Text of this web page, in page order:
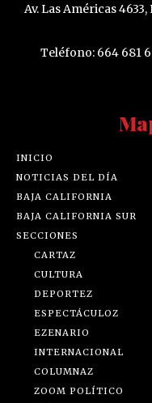
Av. Las Américas 4633,
Teléfono: 664 681
INICIO
NOTICIAS DEL DÍA
BAJA CALIFORNIA
BAJA CALIFORNIA SUR
SECCIONES
CARTAZ
CULTURA
DEPORTEZ
ESPECTÁCULOZ
EZENARIO
INTERNACIONAL
COLUMNAZ
ZOOM POLÍTICO